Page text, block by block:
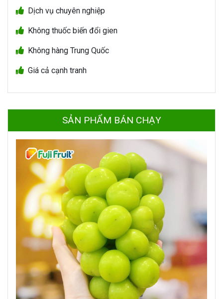
Dịch vụ chuyên nghiệp
Không thuốc biến đổi gien
Không hàng Trung Quốc
Giá cả cạnh tranh
SẢN PHẨM BÁN CHẠY